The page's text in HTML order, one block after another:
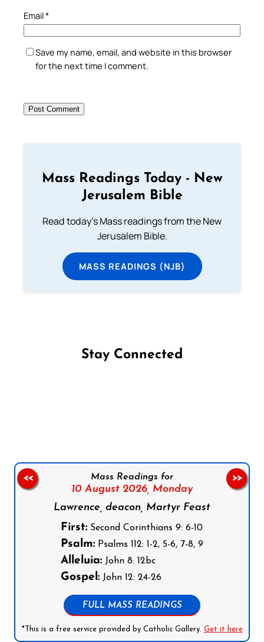
Email*
Save my name, email, and website in this browser
for the next time I comment.
Mass Readings Today - New
Jerusalem Bible
Read today's Mass readings from the New
Jerusalem Bible.
MASS READINGS (NJB)
Stay Connected
Mass Readings for
10 August 2026, Monday
Lawrence, deacon, Martyr Feast
First: Second Corinthians 9: 6-10
Psalm: Psalms 112: 1-2, 5-6, 7-8, 9
Alleluia: John 8: 12bc
Gospel: John 12: 24-26
FULL MASS READINGS
*This is a free service provided by Catholic Gallery. Get it here
<< >>